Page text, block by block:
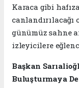
Karaca gibi
günümüz sahne
izleyicilere
Başkan
Buluşturmaya